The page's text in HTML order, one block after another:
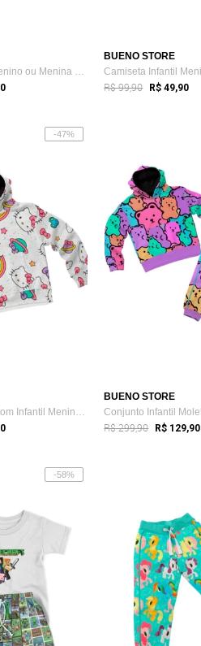
Conjunto Infantil Menino ou Menina 2pçs ...
BUENO STORE
R$ 99,90 R$ 49,90
-47%
Blusa de Frio Moletom Infantil Menina Gr...
BUENO STORE
R$ 299,90 R$ 129,90
-58%